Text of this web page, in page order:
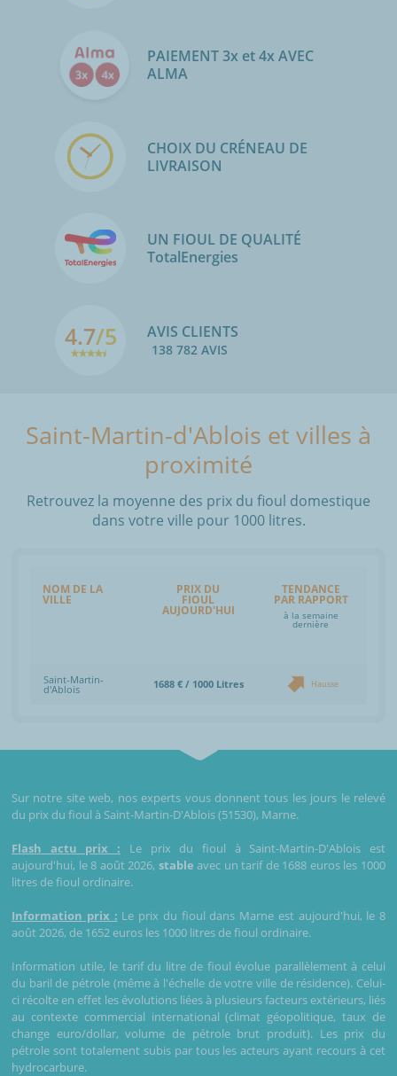
PAIEMENT 3x et 4x AVEC
ALMA
CHOIX DU CRÉNEAU DE
LIVRAISON
UN FIOUL DE QUALITÉ
TotalEnergies
4.7/5 AVIS CLIENTS
138 782 AVIS
Saint-Martin-d'Ablois et villes à
proximité
Retrouvez la moyenne des prix du fioul domestique
dans votre ville pour 1000 litres.
NOM DE LA
VILLE
PRIX DU
FIOUL
AUJOURD'HUI
TENDANCE
PAR RAPPORT
à la semaine
dernière
Saint-Martin-
d'Ablois 1688 € / 1000 Litres Hausse
Sur notre site web, nos experts vous donnent tous les jours le relevé
du prix du fioul à Saint-Martin-D'Ablois (51530), Marne.
Flash actu prix : Le prix du fioul à Saint-Martin-D'Ablois est
aujourd'hui, le 8 août 2026, stable avec un tarif de 1688 euros les 1000
litres de fioul ordinaire.
Information prix : Le prix du fioul dans Marne est aujourd'hui, le 8
août 2026, de 1652 euros les 1000 litres de fioul ordinaire.
Information utile, le tarif du litre de fioul évolue parallèlement à celui
du baril de pétrole (même à l'échelle de votre ville de résidence). Celui-
ci récolte en effet les évolutions liées à plusieurs facteurs extérieurs, liés
au contexte commercial international (climat géopolitique, taux de
change euro/dollar, volume de pétrole brut produit). Les prix du
pétrole sont totalement subis par tous les acteurs ayant recours à cet
hydrocarbure.